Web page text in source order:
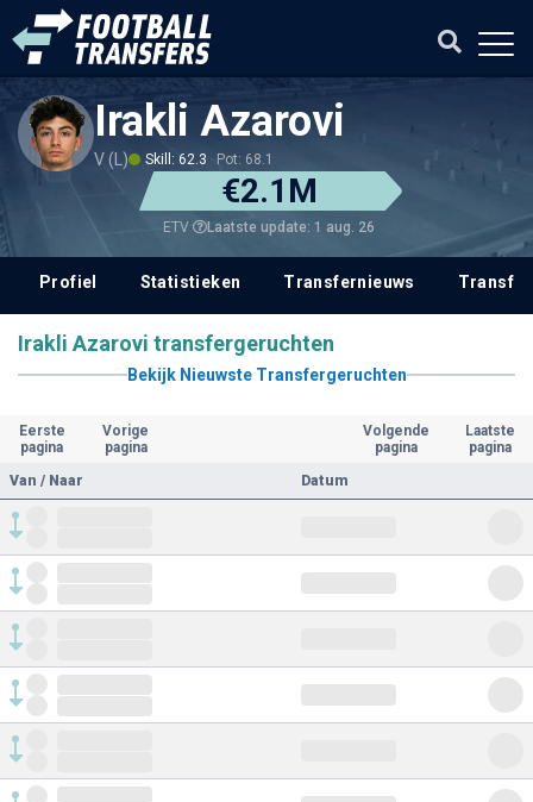
Irakli Azarovi
V (L) Skill: 62.3 Pot: 68.1
€2.1M
ETV Laatste update: 1 aug. 26
Profiel Statistieken Transfernieuws
Irakli Azarovi transfergeruchten
Bekijk Nieuwste Transfergeruchten
Eerste
pagina
Vorige
pagina
Volgende
pagina
Laatste
pagina
Van / Naar
Datum